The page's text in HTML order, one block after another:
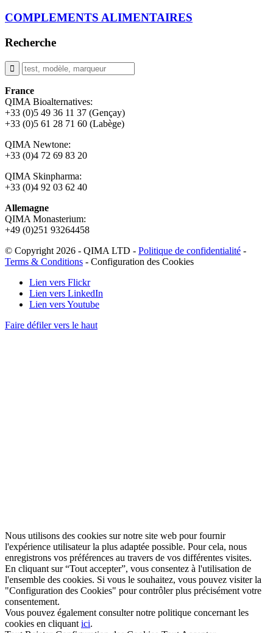
COMPLEMENTS ALIMENTAIRES
Recherche
France
QIMA Bioalternatives:
+33 (0)5 49 36 11 37 (Gençay)
+33 (0)5 61 28 71 60 (Labège)
QIMA Newtone:
+33 (0)4 72 69 83 20
QIMA Skinpharma:
+33 (0)4 92 03 62 40
Allemagne
QIMA Monasterium:
+49 (0)251 93264458
© Copyright 2026 - QIMA LTD - Politique de confidentialité -
Terms & Conditions - Configuration des Cookies
Lien vers Flickr
Lien vers LinkedIn
Lien vers Youtube
Faire défiler vers le haut
Nous utilisons des cookies sur notre site web pour fournir
l'expérience utilisateur la plus adaptée possible. Pour cela, nous
enregistrons vos préférences au travers de vos différentes visites.
En cliquant sur “Tout accepter”, vous consentez à l'utilisation de
l'ensemble des cookies. Si vous le souhaitez, vous pouvez visiter la
"Configuration des Cookies" pour contrôler plus précisément votre
consentement.
Vous pouvez également consulter notre politique concernant les
cookies en cliquant ici.